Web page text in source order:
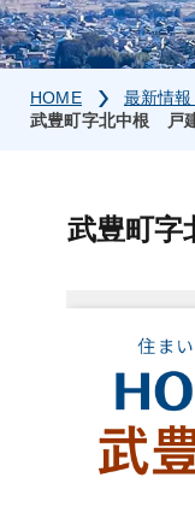
HOME
最新情
武豊町字北中根 戸
武豊町